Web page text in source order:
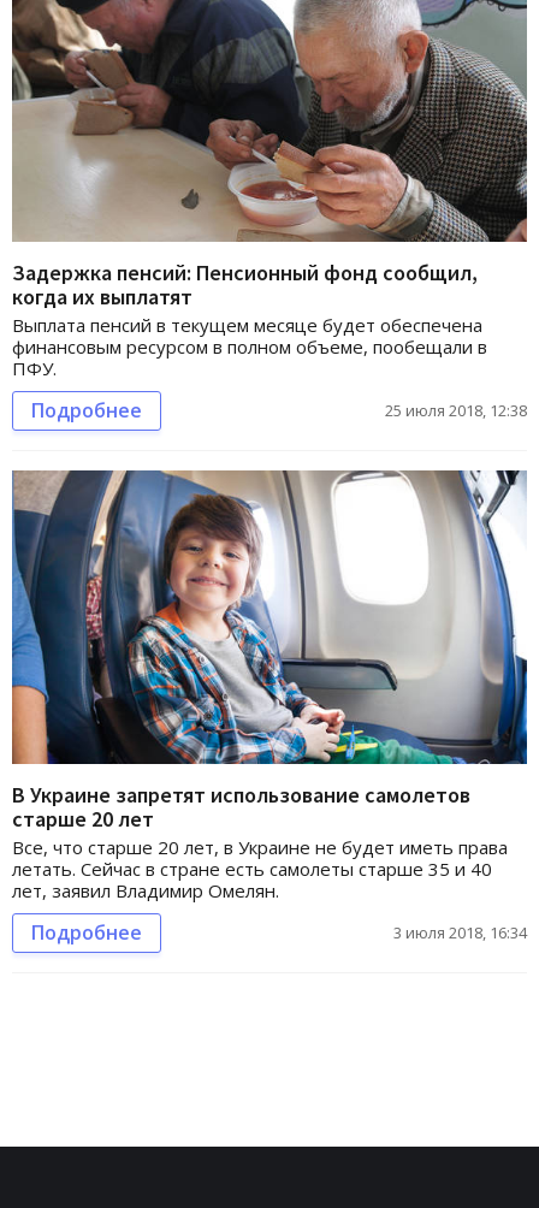
Задержка пенсий: Пенсионный фонд сообщил,
когда их выплатят
Выплата пенсий в текущем месяце будет обеспечена
финансовым ресурсом в полном объеме, пообещали в
ПФУ.
Подробнее 25 июля 2018, 12:38
В Украине запретят использование самолетов
старше 20 лет
Все, что старше 20 лет, в Украине не будет иметь права
летать. Сейчас в стране есть самолеты старше 35 и 40
лет, заявил Владимир Омелян.
Подробнее 3 июля 2018, 16:34